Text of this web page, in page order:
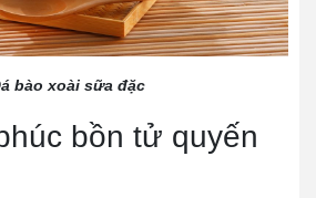
bào xoài sữa đặc
bồn tử quyến